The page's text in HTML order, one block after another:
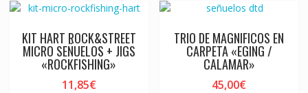
KIT HART ROCK&STREET
MICRO SEÑUELOS + JIGS
«ROCKFISHING»
11,85€
TRIO DE MAGNIFICOS EN
CARPETA «EGING /
CALAMAR»
45,00€